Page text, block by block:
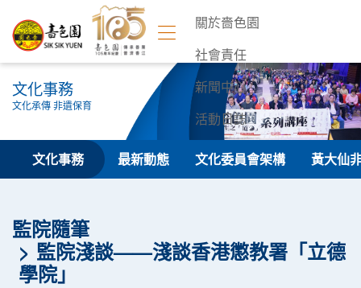
關於嗇色園
社會責任
新聞中心
活動日誌
聯絡我們
文化事務
文化承傳 非遺保育
文化事務 最新動態 文化委員會架構 黃大仙
監院隨筆
監院淺談——淺談香港懲教署「立德
學院」